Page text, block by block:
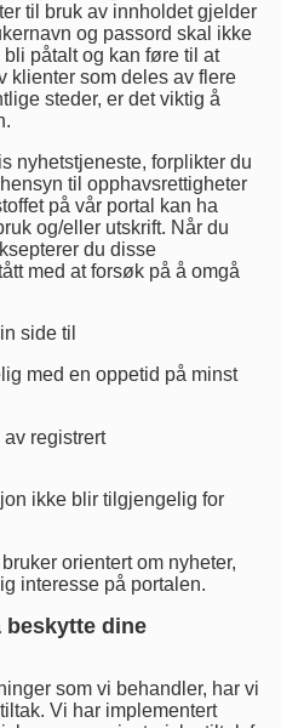
til bruk av innholdet gjelder
og passord skal ikke
påtalt og kan føre til at
klienter som deles av flere
steder, er det viktig å
nyhetstjeneste, forplikter du
til opphavsrettigheter
på vår portal kan ha
og/eller utskrift. Når du
du disse
med at forsøk på å omgå
side til
med en oppetid på minst
registrert
ikke blir tilgjengelig for
orientert om nyheter,
interesse på portalen.
beskytte dine
som vi behandler, har vi
Vi har implementert